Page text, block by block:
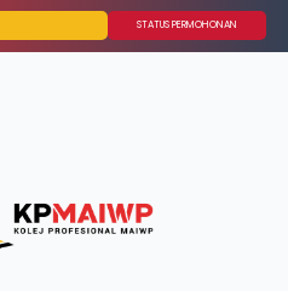
STATUS PERMOHONAN